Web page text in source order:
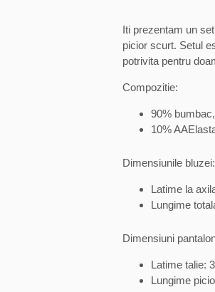
Iti prezentam un
picior scurt. Setul
potrivita pentru
Compozitie:
90% bumbac,
10%
Dimensiunile bluzei:
Latime la
Lungime
Dimensiuni
Latime talie:
Lungime